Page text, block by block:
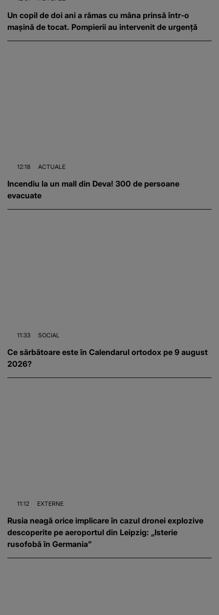
Un copil de doi ani a rămas cu mâna prinsă într-o
mașină de tocat. Pompierii au intervenit de urgență
12:18 ACTUALE
Incendiu la un mall din Deva! 300 de persoane
evacuate
11:33 SOCIAL
Ce sărbătoare este în Calendarul ortodox pe 9 august
2026?
11:12 EXTERNE
Rusia neagă orice implicare în cazul dronei explozive
descoperite pe aeroportul din Leipzig: „Isterie
rusofobă în Germania”